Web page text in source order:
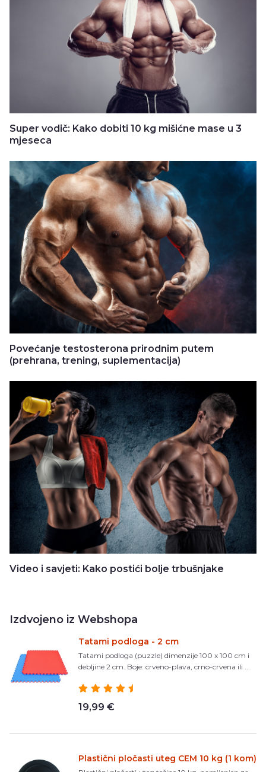
Super vodič: Kako dobiti 10 kg mišićne mase u 3
mjeseca
Povećanje testosterona prirodnim putem
(prehrana, trening, suplementacija)
Video i savjeti: Kako postići bolje trbušnjake
Izdvojeno iz Webshopa
Tatami podloga - 2 cm
Tatami podloga (puzzle) dimenzije 100 x 100 cm i
debljine 2 cm. Boje: crveno-plava, crno-crvena ili ...
19,99 €
Plastični pločasti uteg CEM 10 kg (1 kom)